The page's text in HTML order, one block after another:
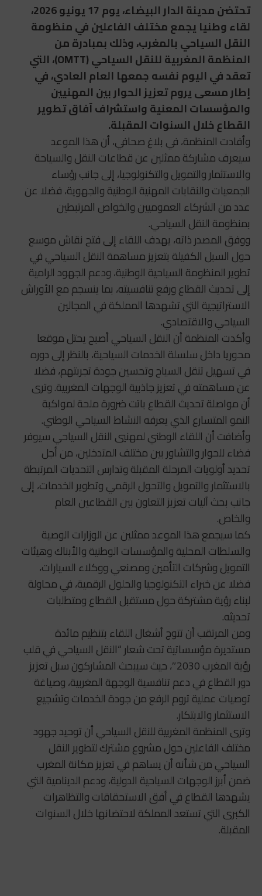
تحتضن مدينة الدار البيضاء، يوم 17 يونيو 2026،
لقاء وطنيا يجمع مختلف الفاعلين في منظومة
النقل السياحي بالمغرب، وذلك بمبادرة من
المنظمة المغربية للنقل السياحي (OMTT)، التي
تعقد في اليوم نفسه جمعها العام العادي، في
إطار مسعى يروم تعزيز الحوار بين المهنيين
والمؤسسات المعنية واستشراف آفاق تطوير
القطاع خلال السنوات المقبلة.
وأفادت المنظمة، في بلاغ صحافي، أن هذا الموعد
سيعرف مشاركة ممثلين عن قطاعات النقل والسياحة
والاستثمار والتمويل والتكنولوجيا، إلى جانب رؤساء
الجمعيات والنقابات المهنية الوطنية والجهوية، فضلا عن
عدد من الشركاء العموميين والخواص المرتبطين
بمنظومة النقل السياحي.
ووفق المصدر ذاته، يهدف اللقاء إلى فتح نقاش موسع
حول السبل الكفيلة بتعزيز مساهمة النقل السياحي في
تطوير المنظومة السياحية الوطنية، ودعم الجهود الرامية
إلى تحديث القطاع ورفع تنافسيته، بما ينسجم مع الأوراش
الاستراتيجية التي تشهدها المملكة في المجالين
السياحي والاقتصادي.
وأكدت المنظمة أن النقل السياحي أصبح يحتل موقعا
محوريا داخل سلسلة الخدمات السياحية، بالنظر إلى دوره
في تسهيل تنقل السياح وتحسين جودة تجربتهم، فضلا
عن مساهمته في تعزيز جاذبية الوجهات المغربية. وترى
أن مواصلة تحديث القطاع باتت ضرورة ملحة لمواكبة
النمو المتسارع الذي يعرفه النشاط السياحي الوطني.
وأضافت أن اللقاء الوطني لمهنيي النقل السياحي سيوفر
فضاء للحوار والتشاور بين مختلف المتدخلين، من أجل
تحديد أولويات المرحلة المقبلة وتدارس التحديات المرتبطة
بالاستثمار والتمويل والتحول الرقمي وتطوير الخدمات، إلى
جانب بحث آليات تعزيز التعاون بين القطاعين العام
والخاص.
كما سيجمع هذا الموعد ممثلين عن الوزارات الوصية
والسلطات المحلية والمؤسسات الوطنية والأبناك وهيئات
التمويل وشركات التأمين ومصنعي ووكلاء السيارات،
فضلا عن خبراء التكنولوجيا والحلول الرقمية، في محاولة
لبناء رؤية مشتركة حول مستقبل القطاع ومتطلبات
تحديثه.
ومن المرتقب أن تتوج أشغال اللقاء بتنظيم مائدة
مستديرة مؤسساتية تحت شعار “النقل السياحي في قلب
رؤية المغرب 2030″، حيث سيبحث المشاركون سبل تعزيز
دور القطاع في دعم تنافسية الوجهة المغربية، وصياغة
توصيات عملية تروم الرفع من جودة الخدمات وتشجيع
الاستثمار والابتكار.
وترى المنظمة المغربية للنقل السياحي أن توحيد جهود
مختلف الفاعلين حول مشروع مشترك لتطوير النقل
السياحي من شأنه أن يساهم في تعزيز مكانة المغرب
ضمن أبرز الوجهات السياحية الدولية، ودعم الدينامية التي
يشهدها القطاع في أفق الاستحقاقات والتظاهرات
الكبرى التي تستعد المملكة لاحتضانها خلال السنوات
المقبلة.